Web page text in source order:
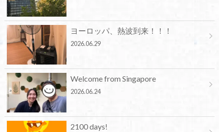
ヨーロッパ、熱波到来！！！
2026.06.29
Welcome from Singapore
2026.06.24
2100 days!